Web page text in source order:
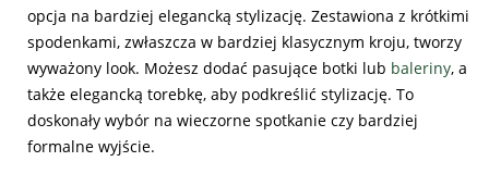
opcja na bardziej elegancką stylizację. Zestawiona z krótkimi
spodenkami, zwłaszcza w bardziej klasycznym kroju, tworzy
wyważony look. Możesz dodać pasujące botki lub baleriny, a
także elegancką torebkę, aby podkreślić stylizację. To
doskonały wybór na wieczorne spotkanie czy bardziej
formalne wyjście.